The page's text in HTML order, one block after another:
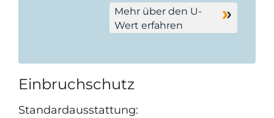
Mehr über den U-
Wert erfahren
Einbruchschutz
Standardausstattung: